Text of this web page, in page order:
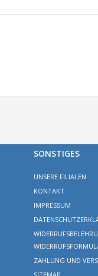
SONSTIGES
UNSERE FILIALEN
KONTAKT
IMPRESSUM
ZAHLUNG UND
SITEMAP